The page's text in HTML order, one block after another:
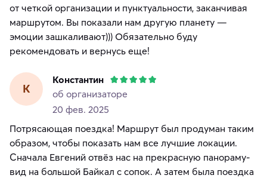
от четкой организации и пунктуальности, заканчивая
маршрутом. Вы показали нам другую планету —
эмоции зашкаливают))) Обязательно буду
рекомендовать и вернусь еще!
К
Константин
об организаторе
20 фев. 2025
Потрясающая поездка! Маршрут был продуман таким
образом, чтобы показать нам все лучшие локации.
Сначала Евгений отвёз нас на прекрасную панораму-
вид на большой Байкал с сопок. А затем была поездка